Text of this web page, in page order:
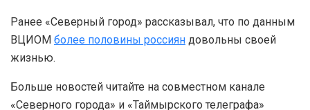
Ранее «Северный город» рассказывал, что по данным
ВЦИОМ более половины россиян довольны своей
жизнью.
Больше новостей читайте на совместном канале
«Северного города» и «Таймырского телеграфа»